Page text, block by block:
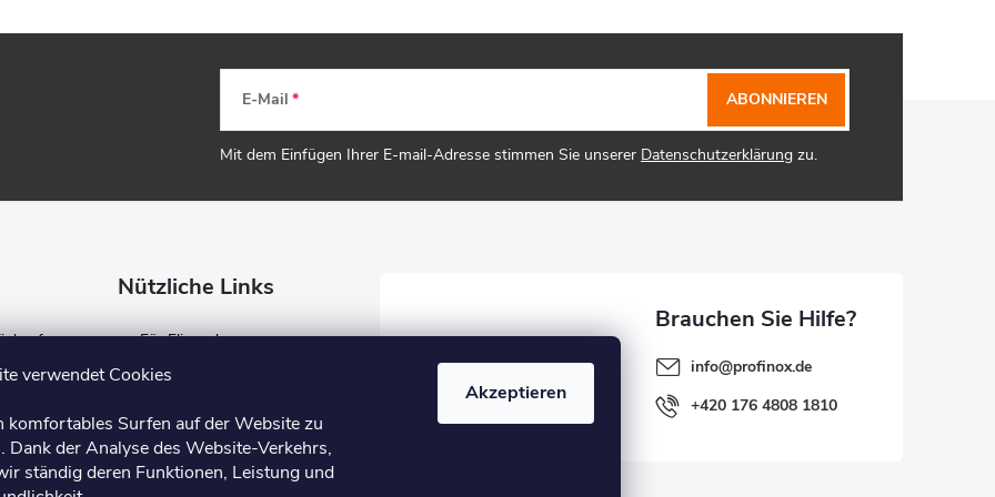
verwendet Cookies
komfortables Surfen auf der Website zu
Dank der Analyse des Website-Verkehrs,
ständig deren Funktionen, Leistung und
Akzeptieren
E-Mail
Mit dem Einfügen Ihrer E-mail-Adresse stimmen Sie unserer Datenschutzerklärung zu.
ABONNIEREN
Nützliche Links
Für Fliesenleger
Für Händler
B2B
info@profinox.de
+420 176 4808 1810